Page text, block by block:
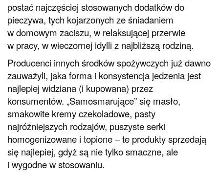
postać najczęściej stosowanych dodatków do
pieczywa, tych kojarzonych ze śniadaniem
w domowym zaciszu, w relaksującej przerwie
w pracy, w wieczornej idylli z najbliższą rodziną.
Producenci innych środków spożywczych już dawno
zauważyli, jaka forma i konsystencja jedzenia jest
najlepiej widziana (i kupowana) przez
konsumentów. „Samosmarujące” się masło,
smakowite kremy czekoladowe, pasty
najróżniejszych rodzajów, puszyste serki
homogenizowane i topione – te produkty sprzedają
się najlepiej, gdyż są nie tylko smaczne, ale
i wygodne w stosowaniu.